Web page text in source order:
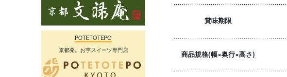
POTETOTEPO
京都発。お芋スイーツ専門店
賞味期限
商品規格(幅×奥行×高さ)